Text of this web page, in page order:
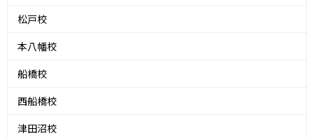
松戸校
本八幡校
船橋校
西船橋校
津田沼校